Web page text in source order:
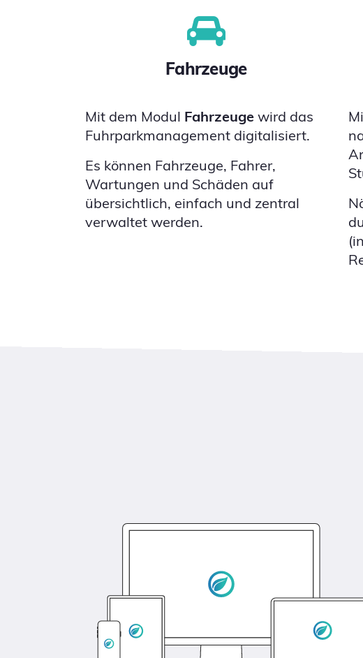
Fahrzeuge
Mit dem Modul Fahrzeuge wird das
Fuhrparkmanagement digitalisiert.
Es können Fahrzeuge, Fahrer,
Wartungen und Schäden auf
übersichtlich, einfach und zentral
verwaltet werden.